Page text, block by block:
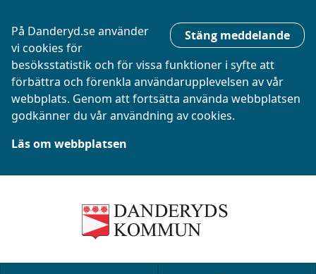
Stäng meddelande
På Danderyd.se använder
vi cookies för
besöksstatistik och för vissa funktioner i syfte att
förbättra och förenkla användarupplevelsen av vår
webbplats. Genom att fortsätta använda webbplatsen
godkänner du vår användning av cookies.
Läs om webbplatsen